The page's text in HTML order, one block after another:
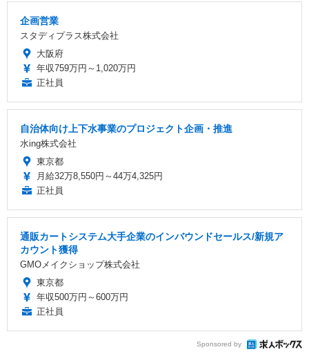
企画営業
スタディプラス株式会社
大阪府
年収759万円～1,020万円
正社員
自治体向け上下水事業のプロジェクト企画・推進
水ing株式会社
東京都
月給32万8,550円～44万4,325円
正社員
通販カートシステム大手企業のインバウンドセールス/新規ア
カウント獲得
GMOメイクショップ株式会社
東京都
年収500万円～600万円
正社員
Sponsored by